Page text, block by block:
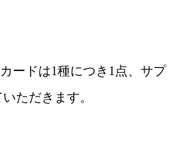
ードは1種につき1点、サプ
ただきます。